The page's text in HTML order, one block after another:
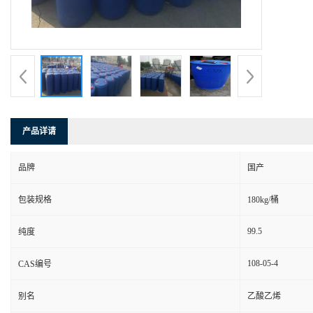
产品详请
品牌 国产
包装规格 180kg/桶
纯度 99.5
CAS编号 108-05-4
别名 乙酸乙烯